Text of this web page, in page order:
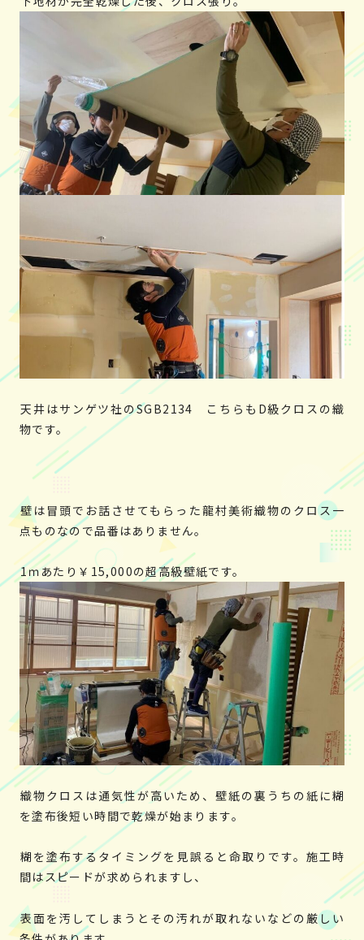
天井はサンゲツ社のSGB2134 こちらもD級クロスの織
物です。
壁は冒頭でお話させてもらった龍村美術織物のクロス一
点ものなので品番はありません。
1ｍあたり￥15,000の超高級壁紙です。
織物クロスは通気性が高いため、壁紙の裏うちの紙に糊
を塗布後短い時間で乾燥が始まります。
糊を塗布するタイミングを見誤ると命取りです。施工時
間はスピードが求められますし、
表面を汚してしまうとその汚れが取れないなどの厳しい